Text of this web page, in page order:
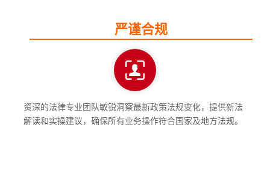
严谨合规
资深的法律专业团队敏锐洞察最新政策法规变化，提供新法
解读和实操建议，确保所有业务操作符合国家及地方法规。